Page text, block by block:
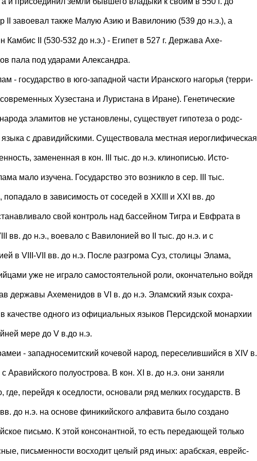
II завоевал также Mалую Азию и Вавилонию (539 до н.э.), а
Камбис II (530-532 до н.э.) - Египет в 527 г. Держава Ахе-
пала под ударами Александра.
- государство в юго-западной части Иранского нагорья (терри-
Хузестана и Луристана в Иране). Генетические
эламитов не установлены, существует гипотеза о родс-
языка с дравидийскими. Существовала местная иероглифическая
замененная в кон. III тыс. до н.э. клинописью. Исто-
мало изучена. Государство это возникло в сер. III тыс.
попадало в зависимость от соседей в ХХIII и ХХI вв. до
свой контроль над бассейном Тигра и Евфрата в
вв. до н.э., воевало с Вавилонией во II тыс. до н.э. и с
в VIII-VII вв. до н.э. После разгрома Суз, столицы Элама,
уже не играло самостоятельной роли, окончательно войдя
державы Ахеменидов в VI в. до н.э. Эламский язык сохра-
качестве одного из официальных языков Персидской монархии
мере до V в.до н.э.
- западносемитский кочевой народ, переселившийся в ХIV в.
с Аравийского полуострова. В кон. ХI в. до н.э. они заняли
где, перейдя к оседлости, основали ряд мелких государств. В
до н.э. на основе финикийского алфавита было создано
письмо. К этой консонантной, то есть передающей только
письменности восходит целый ряд иных: арабская, еврейс-